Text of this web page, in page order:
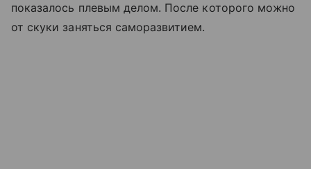
показалось плевым делом. После которого можно
от скуки заняться саморазвитием.